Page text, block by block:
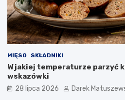
MIĘSO SKŁADNIKI
W jakiej temperaturze parzyć
wskazówki
28 lipca 2026 Darek